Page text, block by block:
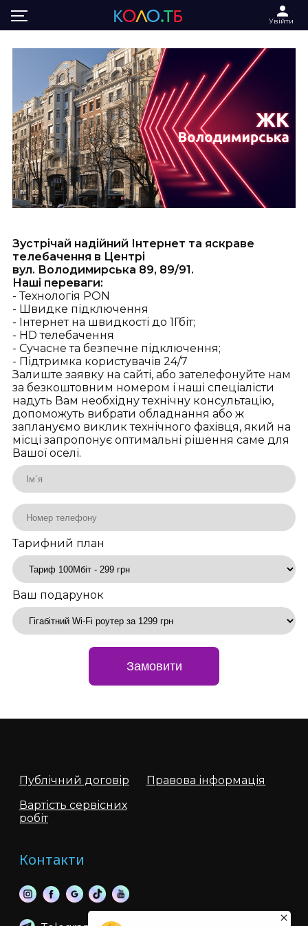
Увійти
Головна Інтернет та ТБ Володимирська
Зустрічай надійний Інтернет та яскраве
телебачення в Центрі
вул. Володимирська 89, 89/91.
Наші переваги:
- Технологія PON
- Швидке підключення
- Інтернет на швидкості до 1Гбіт;
- HD телебачення
- Сучасне та безпечне підключення;
- Підтримка користувачів 24/7
Залиште заявку на сайті, або зателефонуйте нам
за безкоштовним номером і наші спеціалісти
надуть Вам необхідну технічну консультацію,
допоможуть вибрати обладнання або ж
заплануємо виклик технічного фахівця, який на
місці запропонує оптимальні рішення саме для
Вашої оселі.
Тарифний план
Ваш подарунок
Замовити
Публічний договір
Правова інформація
Вартість сервісних
робіт
Контакти